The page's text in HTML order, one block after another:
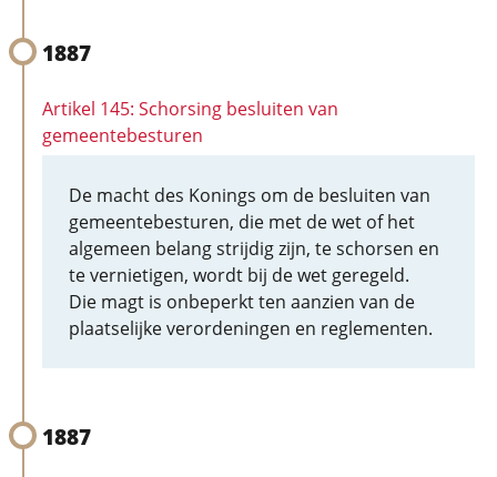
1887
Artikel 145: Schorsing besluiten van
gemeentebesturen
De macht des Konings om de besluiten van
gemeentebesturen, die met de wet of het
algemeen belang strijdig zijn, te schorsen en
te vernietigen, wordt bij de wet geregeld.
Die magt is onbeperkt ten aanzien van de
plaatselijke verordeningen en reglementen.
1887